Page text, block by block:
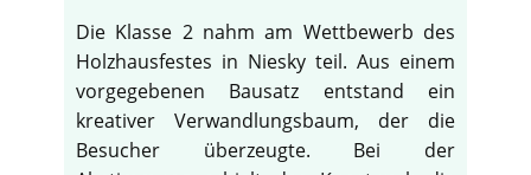
Die Klasse 2 nahm am Wettbewerb des
Holzhausfestes in Niesky teil. Aus einem
vorgegebenen Bausatz entstand ein
kreativer Verwandlungsbaum, der die
Besucher überzeugte. Bei der